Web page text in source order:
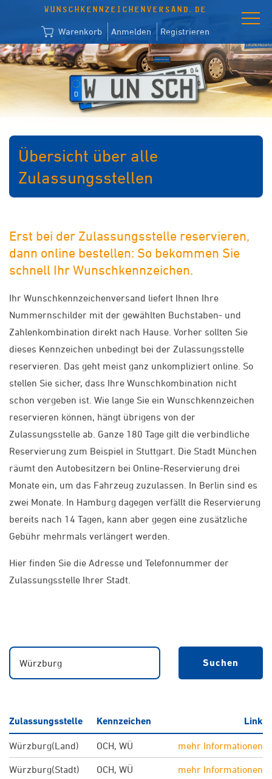
WUNSCHKENNZEICHENVERSAND.DE
Warenkorb Anmelden Registrieren
Übersicht über alle
Zulassungsstellen
Erst bei der Zulassungsstelle reservieren,
dann online bestellen: So bekommen Sie
schnell Ihr Wunschkennzeichen.
Ihr Wunschkennzeichenversand liefert Ihnen Ihre
Nummernschilder mit der gewählten Buchstaben- und
Zahlenkombination direkt nach Hause. Vorher sollten Sie
dieses Kennzeichen unbedingt bei der Zulassungsstelle
reservieren. Das geht meist ganz unkompliziert online. So
stellen Sie sicher, dass Ihre Wunschkombination nicht
schon vergeben ist. Wie lange Sie ein Wunschkennzeichen
reservieren können, hängt übrigens von der
Zulassungsstelle ab. Ganze 180 Tage gilt die verbindliche
Reservierung zum Beispiel in Stuttgart. Die Stadt München
räumt den Autobesitzern bei Online-Reservierung drei
Monate ein, um das Fahrzeug zuzulassen. In Berlin sind es
zwei Monate. In Hamburg dagegen verfällt die Reservierung
bereits nach 14 Tagen, kann aber gegen eine zusätzliche
Gebühr mehrmals verlängert werden.
Hier finden Sie die Adresse und Telefonnummer der
Zulassungsstelle Ihrer Stadt.
Suchbegriff
Suchen
Zulassungsstelle Kennzeichen Link
Würzburg(Land) OCH, WÜ mehr Informationen
Würzburg(Stadt) OCH, WÜ mehr Informationen